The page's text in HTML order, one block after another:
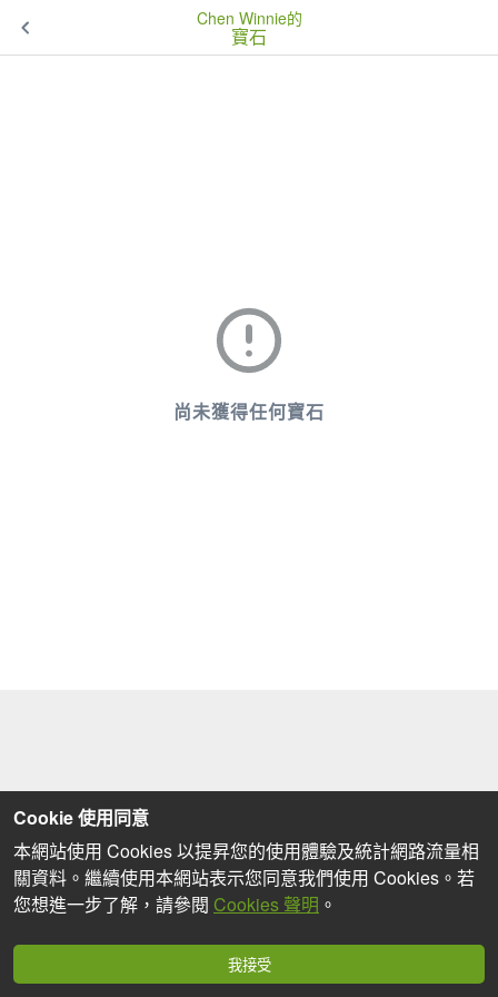
Chen Winnie的
寶石
尚未獲得任何寶石
Cookie 使用同意
本網站使用 Cookies 以提昇您的使用體驗及統計網路流量相
關資料。繼續使用本網站表示您同意我們使用 Cookies。若
您想進一步了解，請參閱 Cookies 聲明 。
我接受